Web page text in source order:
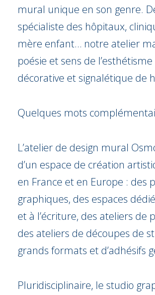
mural unique en son genre.
spécialiste des hôpitaux,
mère enfant… notre atelier
poésie et sens de l’esthétisme
décorative et signalétique de
Quelques mots
L’atelier de design mural
d’un espace de création
en France et en Europe : des
graphiques, des espaces
et à l’écriture, des ateliers de
des ateliers de découpes de
grands formats et d’adhésifs
Pluridisciplinaire, le studio